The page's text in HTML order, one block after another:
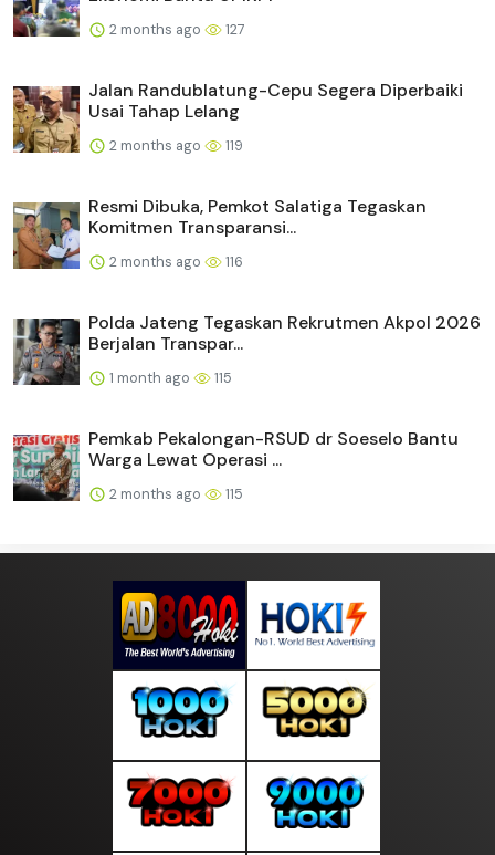
2 months ago 127
Jalan Randublatung-Cepu Segera Diperbaiki
Usai Tahap Lelang
2 months ago 119
Resmi Dibuka, Pemkot Salatiga Tegaskan
Komitmen Transparansi...
2 months ago 116
Polda Jateng Tegaskan Rekrutmen Akpol 2026
Berjalan Transpar...
1 month ago 115
Pemkab Pekalongan-RSUD dr Soeselo Bantu
Warga Lewat Operasi ...
2 months ago 115